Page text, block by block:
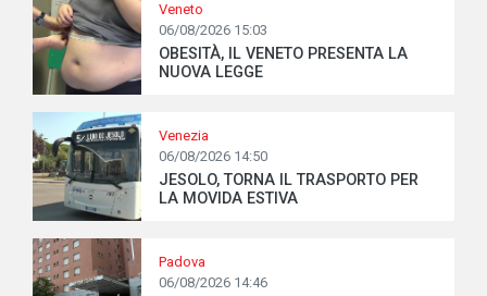
Veneto
06/08/2026 15:03
OBESITÀ, IL VENETO PRESENTA LA
NUOVA LEGGE
Venezia
06/08/2026 14:50
JESOLO, TORNA IL TRASPORTO PER
LA MOVIDA ESTIVA
Padova
06/08/2026 14:46